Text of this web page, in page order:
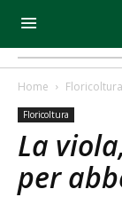
Home Floricoltura
Floricoltura
La
per